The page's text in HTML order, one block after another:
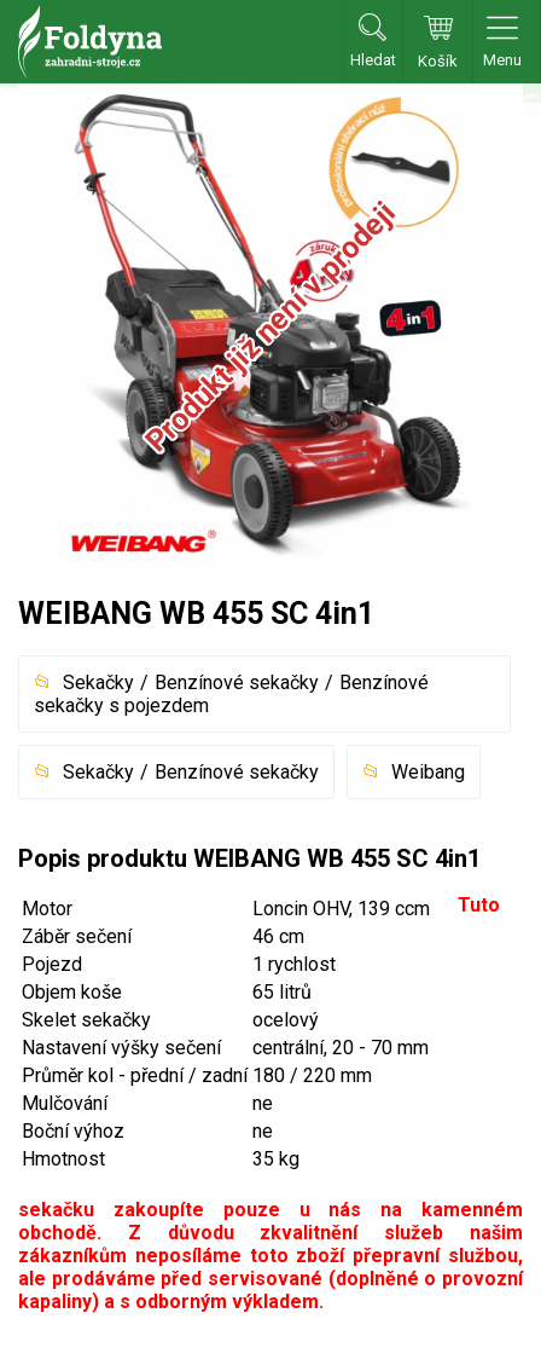
Hledat Košík Menu
Zahradní traktory
Zahradní traktory
Zahradní ridery
Aku traktory
Příslušenství
Sekačky
Benzínové sekačky
Benzínové sekačky s pojezdem
Benzínové sekačky bez pojezdu
Benzínové sekačky se startérem
Robotické sekačky
Mulčovače
Křovinořezy a vyžínače
Aku křovinořezy a vyžínače
Motorové pily
Benzínové pily
Aku pily
Elektrické pily
Jednoruční pily
Vyvětvovací pily
AKU zahradní technika
Aku křovinořezy a vyžínače
Aku pily
Produkt již není v prodeji
WEIBANG WB 455 SC 4in1
Sekačky Benzínové sekačky
Benzínové
sekačky s pojezdem
Sekačky Benzínové sekačky Weibang
Popis produktu WEIBANG WB 455 SC 4in1
Motor
Loncin OHV, 139 ccm
Záběr sečení
46 cm
Pojezd
1 rychlost
Objem koše
65 litrů
Skelet sekačky
ocelový
Nastavení výšky sečení
centrální, 20 - 70 mm
Průměr kol - přední / zadní 180 / 220 mm
Mulčování
ne
Boční výhoz
ne
Hmotnost
35 kg
Tuto
sekačku zakoupíte pouze u nás na kamenném
obchodě. Z důvodu zkvalitnění služeb našim
zákazníkům neposíláme toto zboží přepravní službou,
ale prodáváme před servisované (doplněné o provozní
kapaliny) a s odborným výkladem.